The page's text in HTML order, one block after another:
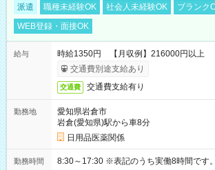
派遣 職種未経験OK 社会人未経験OK
ブランク
WEB登録・面接OK
給与
時給1350円 【月収例】216000円以上
交通費別途支給あり
交通費 交通費支給有り
勤務地
愛知県岩倉市
岩倉(愛知県)駅から車8分
日用品医薬関係
勤務時間 8:30～17:30 ※表記のうち実働8時間です。